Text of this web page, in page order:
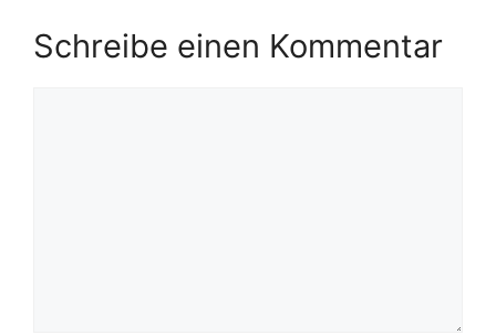
Schreibe einen Kommentar